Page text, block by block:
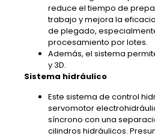
reduce el tiempo de
trabajo y mejora la
de plegado,
procesamiento por lotes.
Además, el sistema
y 3D.
Sistema hidráulico
Este sistema de control
servomotor
síncrono con una
cilindros hidráulicos.